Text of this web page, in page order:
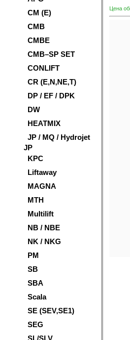
CM (E)
CMB
CMBE
CMB–SP SET
CONLIFT
CR (E,N,NE,T)
DP / EF / DPK
DW
HEATMIX
JP / MQ / Hydrojet
JP
KPC
Liftaway
MAGNA
MTH
Multilift
NB / NBE
NK / NKG
PM
SB
SBA
Scala
SE (SEV,SE1)
SEG
SL/SLV
Цена